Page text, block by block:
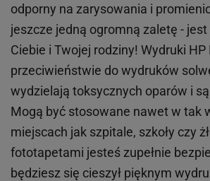
odporny na zarysowania i
jeszcze jedną ogromną zaletę -
Ciebie i Twojej rodziny! Wydruki HP
przeciwieństwie do wydruków
wydzielają toksycznych oparów i
Mogą być stosowane nawet w tak
miejscach jak szpitale, szkoły czy
fototapetami jesteś zupełnie
będziesz się cieszył pięknym